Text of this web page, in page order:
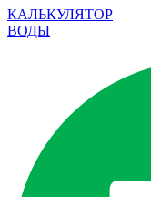
КАЛЬКУЛЯТОР
ВОДЫ